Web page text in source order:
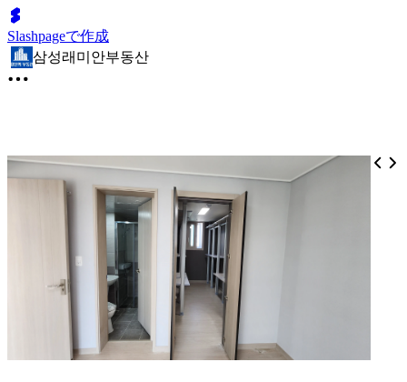
Slashpageで作成
삼성래미안부동산